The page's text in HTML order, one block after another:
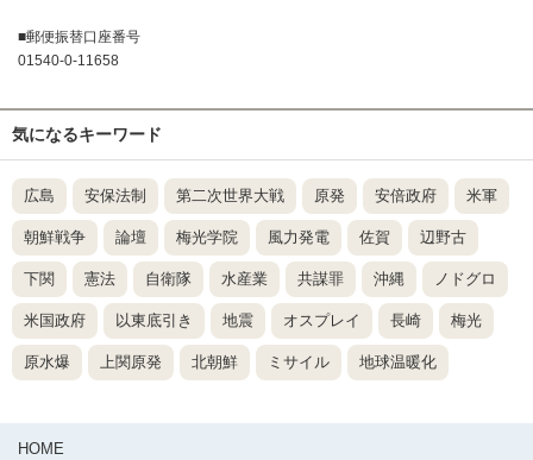
■郵便振替口座番号
01540-0-11658
気になるキーワード
広島 安保法制 第二次世界大戦 原発 安倍政府 米軍
朝鮮戦争 論壇 梅光学院 風力発電 佐賀 辺野古
下関 憲法 自衛隊 水産業 共謀罪 沖縄 ノドグロ
米国政府 以東底引き 地震 オスプレイ 長崎 梅光
原水爆 上関原発 北朝鮮 ミサイル 地球温暖化
HOME